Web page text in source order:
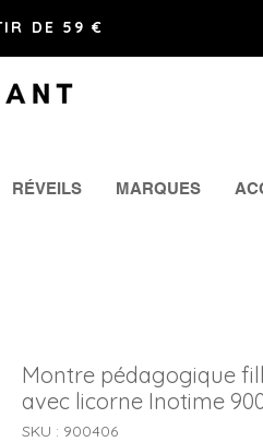
DE 59 €
RÉVEILS MARQUES
Montre pédagogique
avec licorne Inotime
SKU : 900406